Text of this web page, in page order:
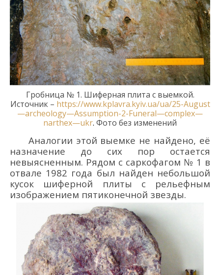
Гробница № 1. Шиферная плита с выемкой.
Источник – https://www.kplavra.kyiv.ua/ua/25-August
—archeology—Assumption-2-Funeral—complex—
narthex—ukr. Фото без изменений
Аналогии этой выемке не найдено, её
назначение до сих пор остается
невыясненным. Рядом с саркофагом № 1 в
отвале 1982 года был найден небольшой
кусок шиферной плиты с рельефным
изображением пятиконечной звезды.